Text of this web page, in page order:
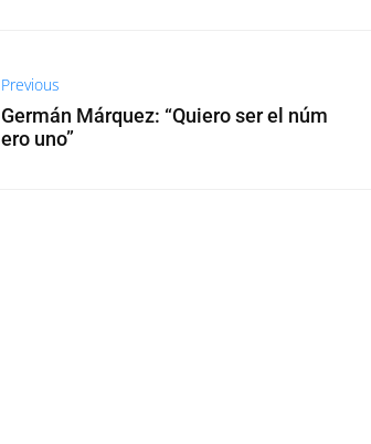
Previous
Germán Márquez: “Quiero ser el núm
ero uno”